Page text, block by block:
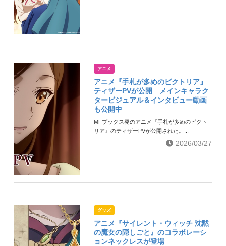
アニメ
アニメ『手札が多めのビクトリア』
ティザーPVが公開 メインキャラク
タービジュアル＆インタビュー動画
も公開中
MFブックス発のアニメ『手札が多めのビクト
リア』のティザーPVが公開された。...
2026/03/27
グッズ
アニメ『サイレント・ウィッチ 沈黙
の魔女の隠しごと』のコラボレーシ
ョンネックレスが登場